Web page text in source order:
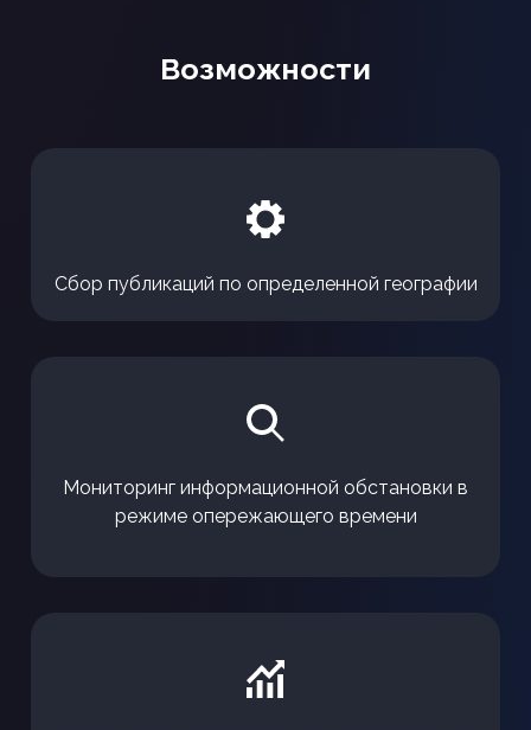
Возможности
Сбор публикаций по определенной географии
Мониторинг информационной обстановки в
режиме опережающего времени